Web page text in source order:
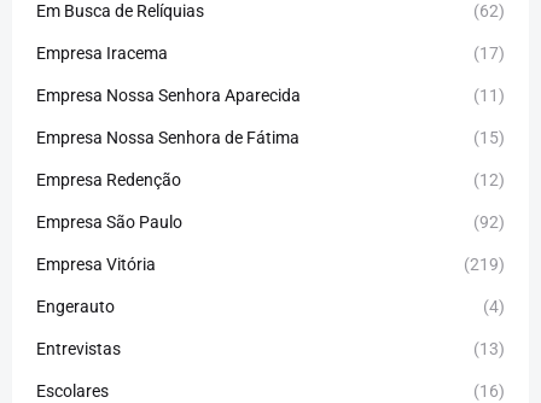
Em Busca de Relíquias (62)
Empresa Iracema (17)
Empresa Nossa Senhora Aparecida (11)
Empresa Nossa Senhora de Fátima (15)
Empresa Redenção (12)
Empresa São Paulo (92)
Empresa Vitória (219)
Engerauto (4)
Entrevistas (13)
Escolares (16)